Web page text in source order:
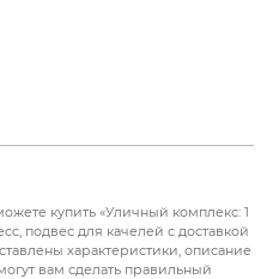
купить «Уличный комплекс: 1
подвес для качелей с доставкой
характеристики, описание
вам сделать правильный